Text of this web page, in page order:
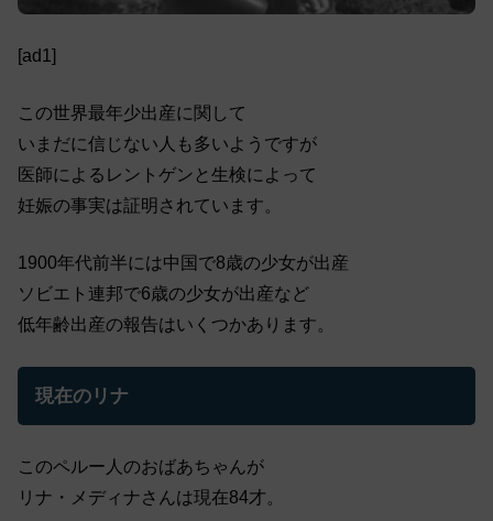
[ad1]
この世界最年少出産に関して
いまだに信じない人も多いようですが
医師によるレントゲンと生検によって
妊娠の事実は証明されています。
1900年代前半には中国で8歳の少女が出産
ソビエト連邦で6歳の少女が出産など
低年齢出産の報告はいくつかあります。
現在のリナ
このペルー人のおばあちゃんが
リナ・メディナさんは現在84才。